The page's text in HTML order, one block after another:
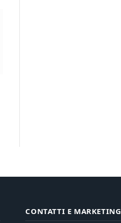
CONTATTI E MARKETING